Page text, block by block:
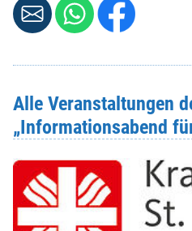
Alle Veranstaltungen
„Informationsabend